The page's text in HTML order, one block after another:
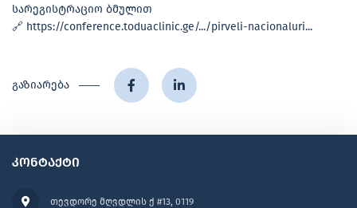
სარეგისტრაციო ბმულით
🔗 https://conference.toduaclinic.ge/.../pirveli-nacionaluri...
გაზიარება
კონტაქტი
თევდორე მღვდლის ქ #13, 0119